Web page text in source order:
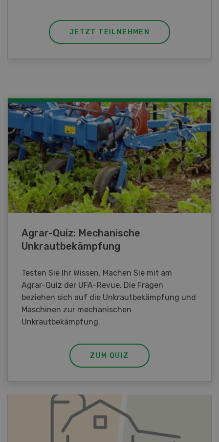
JETZT TEILNEHMEN
Agrar-Quiz: Mechanische
Unkrautbekämpfung
Testen Sie Ihr Wissen. Machen Sie mit am
Agrar-Quiz der UFA-Revue. Die Fragen
beziehen sich auf die Unkrautbekämpfung und
Maschinen zur mechanischen
Unkrautbekämpfung.
ZUM QUIZ